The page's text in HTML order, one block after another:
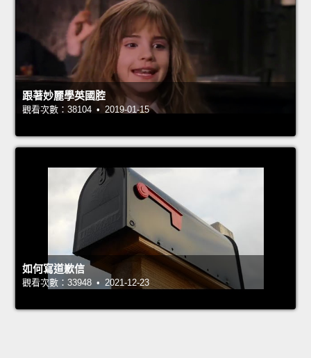
跟著妙麗學英國腔
觀看次數：38104 • 2019-01-15
如何寫道歉信
觀看次數：33948 • 2021-12-23